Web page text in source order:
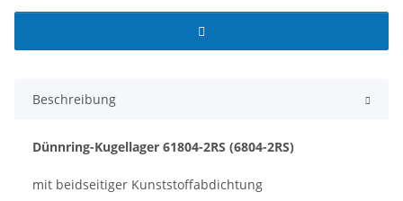
Beschreibung
Dünnring-Kugellager 61804-2RS (6804-2RS)
mit beidseitiger Kunststoffabdichtung